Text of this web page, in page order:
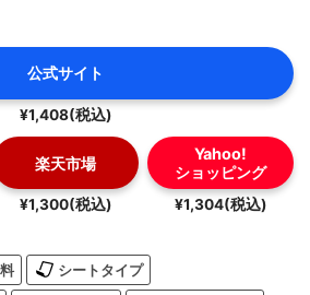
公式サイト
¥1,408(税込)
楽天市場
¥1,300(税込)
Yahoo!
ショッピング
¥1,304(税込)
シートタイプ